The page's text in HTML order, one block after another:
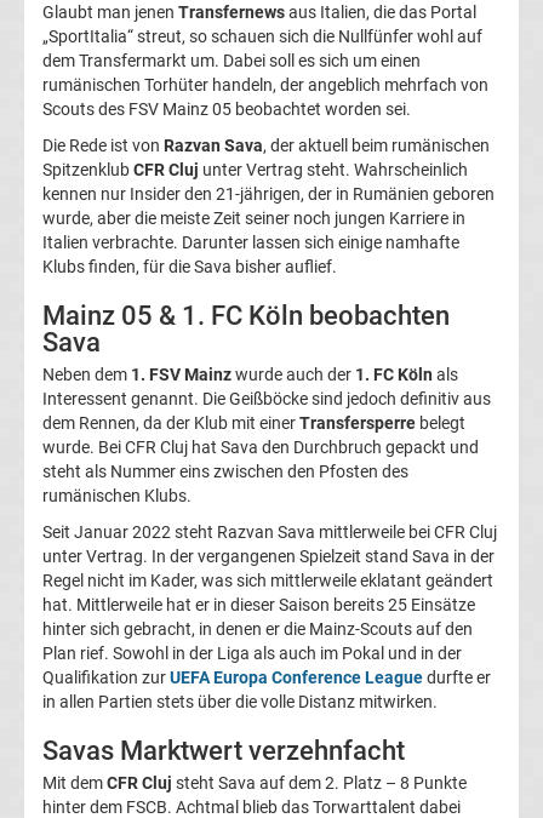
FC
Köln
Transfergerüchte
1.
FC
Magdeburg
Transfergerüchte
1.
FC
Nürnberg
Transfergerüchte
1.
Saarbrücken
Glaubt man jenen Transfernewsaus Italien, die das Portal
„SportItalia“ streut, so schauen sich die Nullfünfer wohl auf
dem Transfermarkt um. Dabei soll es sich um einen
rumänischen Torhüter handeln, der angeblich mehrfach von
Scouts des FSV Mainz 05 beobachtet worden sei.
Die Rede ist von Razvan Sava, der aktuell beim rumänischen
SpitzenklubCFR Cluj unter Vertrag steht. Wahrscheinlich
kennen nur Insider den 21-jährigen, der in Rumänien geboren
wurde, aber die meiste Zeit seiner noch jungen Karriere in
Italien verbrachte. Darunter lassen sich einige namhafte
Klubs finden, für die Sava bisher auflief.
Mainz 05 & 1. FC Köln beobachten
Sava
Neben dem 1. FSV Mainzwurde auch der 1. FC Köln als
Interessent genannt. Die Geißböcke sind jedoch definitiv aus
dem Rennen, da der Klub mit einerTransfersperre belegt
wurde. Bei CFR Cluj hat Sava den Durchbruch gepackt und
steht als Nummer eins zwischen den Pfosten des
rumänischen Klubs.
Seit Januar 2022 steht Razvan Sava mittlerweile bei CFR Cluj
unter Vertrag. In der vergangenen Spielzeit stand Sava in der
Regel nicht im Kader, was sich mittlerweile eklatant geändert
hat. Mittlerweile hat er in dieser Saison bereits 25 Einsätze
hinter sich gebracht, in denen er die Mainz-Scouts auf den
Plan rief. Sowohl in der Liga als auch im Pokal und in der
Qualifikation zurUEFA Europa Conference Leaguedurfte er
in allen Partien stets über die volle Distanz mitwirken.
Savas Marktwert verzehnfacht
Mit demCFR Cluj steht Sava auf dem 2. Platz – 8 Punkte
hinter dem FSCB. Achtmal blieb das Torwarttalent dabei